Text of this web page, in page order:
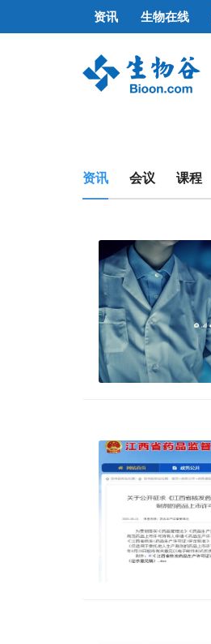
资讯 生物在线
资讯 会议 课程